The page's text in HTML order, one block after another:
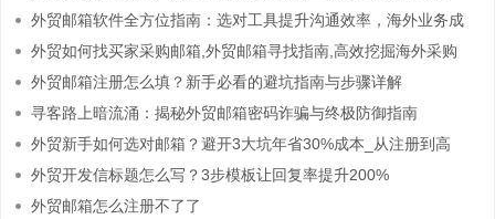
化
外贸邮箱软件全方位指南：选对工具提升沟通效率，海外业务成
功的关键是什么，
外贸如何找买家采购邮箱,外贸邮箱寻找指南,高效挖掘海外采购
联系方式的秘诀
外贸邮箱注册怎么填？新手必看的避坑指南与步骤详解
寻客路上暗流涌：揭秘外贸邮箱密码诈骗与终极防御指南
外贸新手如何选对邮箱？避开3大坑年省30%成本_从注册到高
效使用的全流程
外贸开发信标题怎么写？3步模板让回复率提升200%
外贸邮箱怎么注册不了了